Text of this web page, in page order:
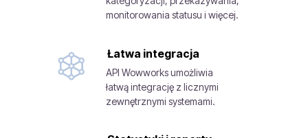
Łatwa integracja
API Wowworks umożliwia
łatwą integrację z licznymi
zewnętrznymi systemami.
monitorowania statusu i więcej.